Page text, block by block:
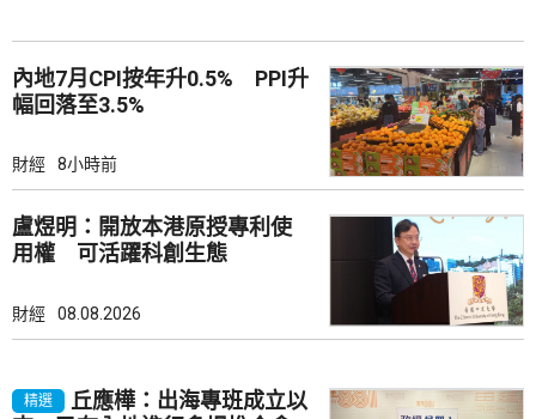
內地7月CPI按年升0.5% PPI升
幅回落至3.5%
財經 8小時前
盧煜明：開放本港原授專利使
用權 可活躍科創生態
財經 08.08.2026
精選
丘應樺：出海專班成立以